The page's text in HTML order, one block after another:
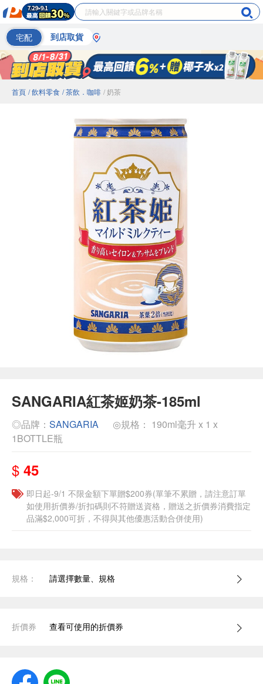
宅配 到店取貨
首頁 / 飲料零食 / 茶飲．咖啡 / 奶茶
SANGARIA紅茶姬奶茶-185ml
◎品牌： SANGARIA
◎規格： 190ml毫升 x 1 x
1BOTTLE瓶
$ 45
即日起-9/1 不限金額下單贈$200券(單筆不累贈，請注意訂單
如使用折價券/折扣碼則不符贈送資格，贈送之折價券消費指定
品滿$2,000可折，不得與其他優惠活動合併使用)
規格： 請選擇數量、規格
折價券 查看可使用的折價券